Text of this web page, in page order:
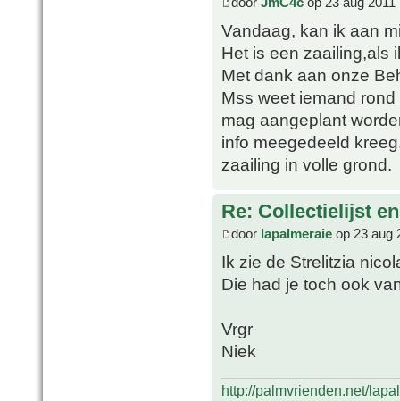
Vandaag, kan ik aan
Het is een zaailing,als
Met dank aan onze
Mss weet iemand
mag aangeplant
info meegedeeld
zaailing in volle grond.
Re: Collectielijst
door lapalmeraie op 23 aug
Ik zie de Strelitzia
Die had je toch ook
Vrgr
Niek
http://palmvrienden.net/